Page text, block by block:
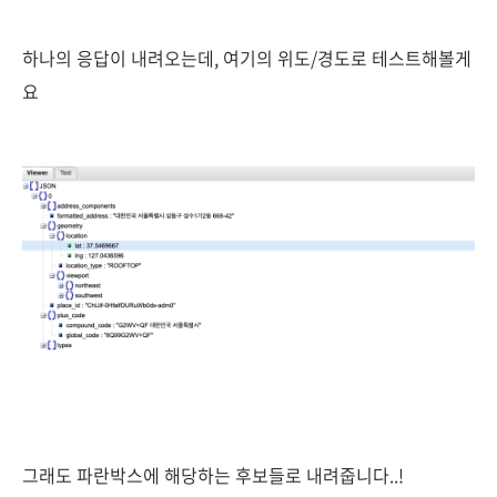
하나의 응답이 내려오는데, 여기의 위도/경도로 테스트해볼게
요
그래도 파란박스에 해당하는 후보들로 내려줍니다..!